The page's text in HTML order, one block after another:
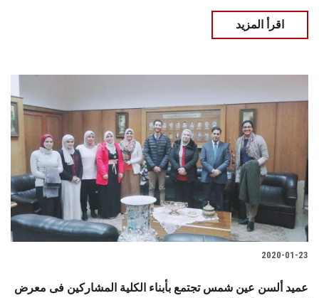
اقرأ المزيد
2020-01-23
عميد ألسن عين شمس تجتمع بأبناء الكلية المشاركين فى معرض